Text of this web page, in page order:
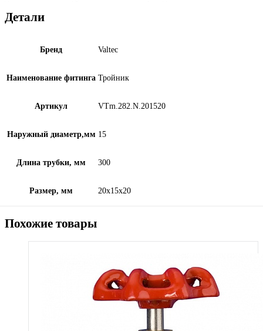
Детали
Бренд Valtec
Наименование фитинга Тройник
Артикул VTm.282.N.201520
Наружный диаметр,мм 15
Длина трубки, мм 300
Размер, мм 20х15х20
Похожие товары